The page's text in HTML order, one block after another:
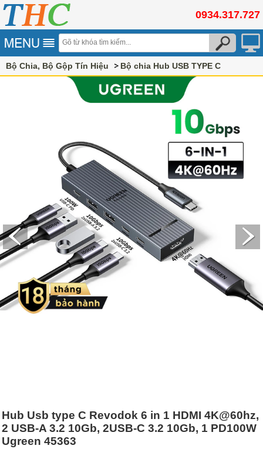
0934.317.727
Bộ Chia, Bộ Gộp Tín Hiệu Bộ chia Hub USB TYPE C
Hub Usb type C Revodok 6 in 1 HDMI 4K@60hz,
2 USB-A 3.2 10Gb, 2USB-C 3.2 10Gb, 1 PD100W
Ugreen 45363